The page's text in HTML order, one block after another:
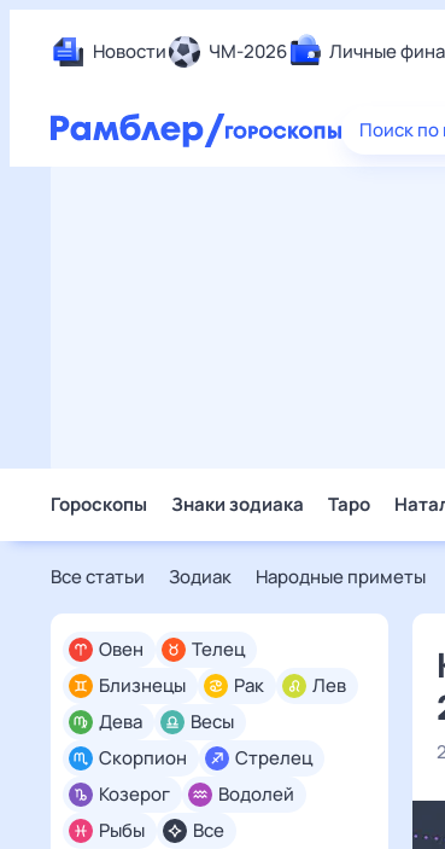
Новости ЧМ-2026 Личные
Поиск по
Гороскопы Знаки зодиака Таро
Все статьи Зодиак Народные приметы
Все
Овен
Телец
Близнецы
Рак
Лев
Дева
Весы
Скорпион
Стрелец
Козерог
Водолей
Рыбы